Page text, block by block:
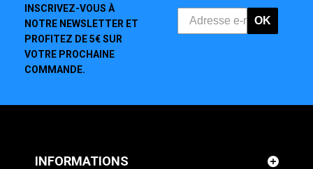
INSCRIVEZ-VOUS À
NOTRE NEWSLETTER ET
PROFITEZ DE 5€ SUR
VOTRE PROCHAINE
COMMANDE.
OK
INFORMATIONS